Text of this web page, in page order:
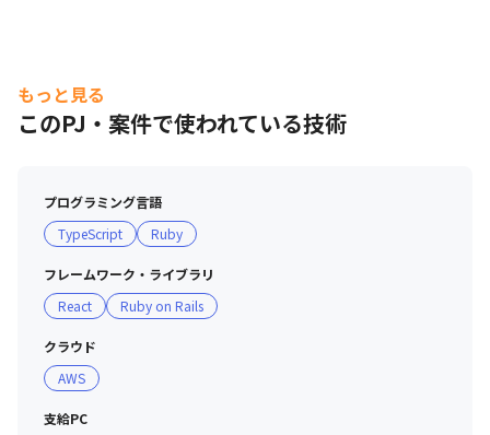
もっと見る
このPJ・案件で使われている技術
プログラミング言語
TypeScript
Ruby
フレームワーク・ライブラリ
React
Ruby on Rails
クラウド
AWS
支給PC